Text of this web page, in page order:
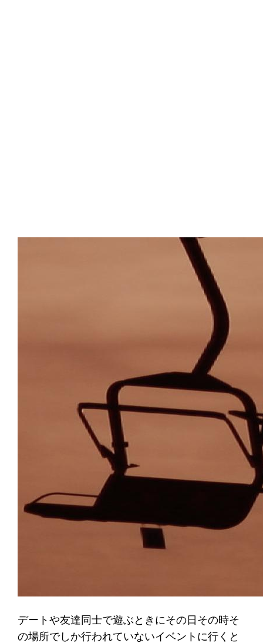
デートや友達同士で遊ぶときにその日その時そ
の場所でしか行われていないイベントに行くと